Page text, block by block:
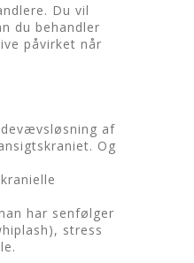
Du vil
du behandler
påvirket når
af
Og
har senfølger
stress